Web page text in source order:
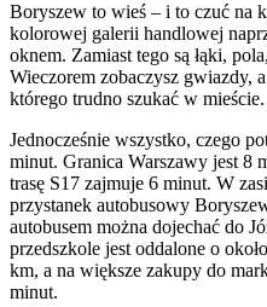
Boryszew to wieś – i to czuć na
kolorowej galerii handlowej
oknem. Zamiast tego są łąki,
Wieczorem zobaczysz gwiazdy,
którego trudno szukać w mieście.
Jednocześnie wszystko, czego
minut. Granica Warszawy jest 8
trasę S17 zajmuje 6 minut. W
przystanek autobusowy
autobusem można dojechać do
przedszkole jest oddalone o
km, a na większe zakupy do
minut.